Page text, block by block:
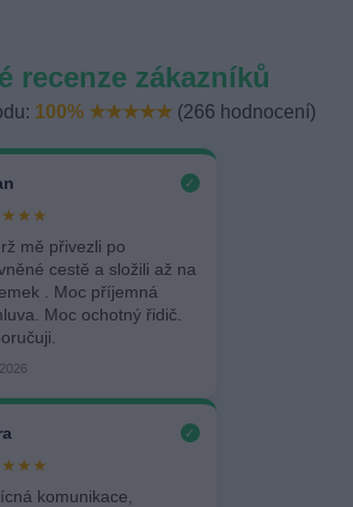
recenze zákazníků
100% ★★★★★ (266 hodnocení)
✓
mě přivezli po
cestě a složili až na
. Moc příjemná
Moc ochotný řidič.
✓
komunikace,